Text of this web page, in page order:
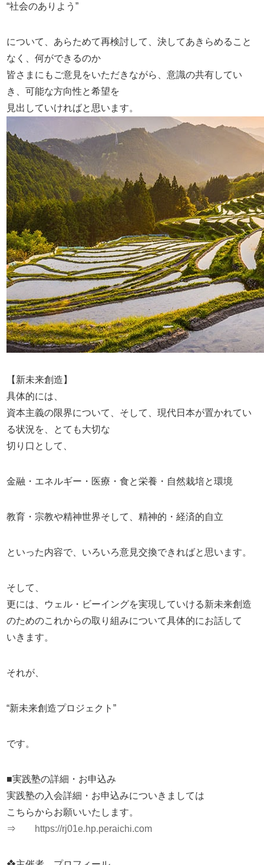
“社会のありよう”
について、あらためて再検討して、決してあきらめること
なく、何ができるのか
皆さまにもご意見をいただきながら、意識の共有してい
き、可能な方向性と希望を
見出していければと思います。
【新未来創造】
具体的には、
資本主義の限界について、そして、現代日本が置かれてい
る状況を、とても大切な
切り口として、
金融・エネルギー・医療・食と栄養・自然栽培と環境
教育・宗教や精神世界そして、精神的・経済的自立
といった内容で、いろいろ意見交換できればと思います。
そして、
更には、ウェル・ビーイングを実現していける新未来創造
のためのこれからの取り組みについて具体的にお話して
いきます。
それが、
“新未来創造プロジェクト”
です。
■実践塾の詳細・お申込み
実践塾の入会詳細・お申込みについきましては
こちらからお願いいたします。
⇒
https://rj01e.hp.peraichi.com